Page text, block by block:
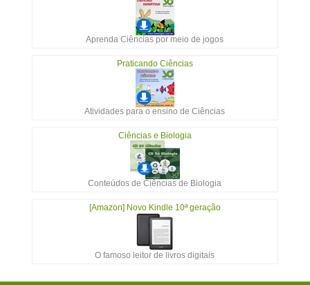
Aprenda Ciências por meio de jogos
Praticando Ciências
Atividades para o ensino de Ciências
Ciências e Biologia
Conteúdos de Ciências de Biologia
[Amazon] Novo Kindle 10ª geração
O famoso leitor de livros digitais